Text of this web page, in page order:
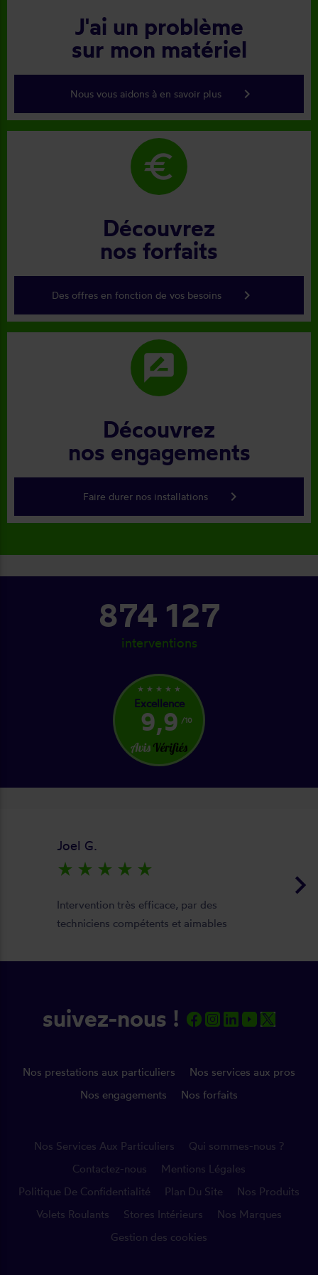
J'ai un problème
sur mon matériel
Nous vous aidons à en savoir plus keyboard_arrow_right
euro
Découvrez
nos forfaits
Des offres en fonction de vos besoins keyboard_arrow_right
rate_review
Découvrez
nos engagements
Faire durer nos installations keyboard_arrow_right
874 127
interventions
star_rate star_rate star_rate star_rate star_rate
Excellence
9,9 /10
keyboard_arrow_right
Joel G.
star_rate star_rate star_rate star_rate star_rate
Intervention très efficace, par des
techniciens compétents et aimables
suivez-nous !
Nos prestations aux particuliers
Nos services aux pros
Nos engagements
Nos forfaits
Nos Services Aux Particuliers
Qui sommes-nous ?
Contactez-nous
Mentions Légales
Politique De Confidentialité
Plan Du Site
Nos Produits
Volets Roulants
Stores Intérieurs
Nos Marques
Gestion des cookies